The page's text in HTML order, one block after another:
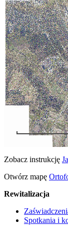
Zobacz instrukcję
Otwórz mapę
Rewitalizacja
Spotkania i